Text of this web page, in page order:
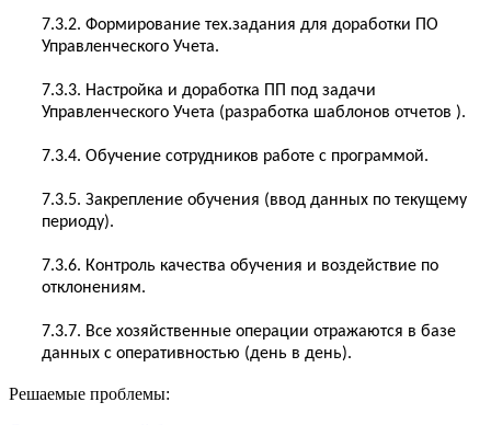
7.3.2. Формирование тех.задания для доработки ПО
Управленческого Учета.
7.3.3. Настройка и доработка ПП под задачи
Управленческого Учета (разработка шаблонов отчетов ).
7.3.4. Обучение сотрудников работе с программой.
7.3.5. Закрепление обучения (ввод данных по текущему
периоду).
7.3.6. Контроль качества обучения и воздействие по
отклонениям.
7.3.7. Все хозяйственные операции отражаются в базе
данных с оперативностью (день в день).
Решаемые проблемы: